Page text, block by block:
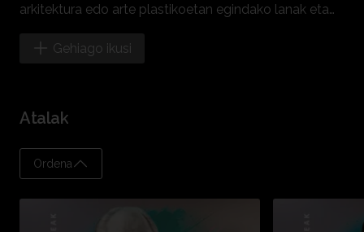
arkitektura edo arte plastikoetan egindako lanak eta
adierazpenak eta zinema eta bideoan jasotako
Gehiago ikusi
Atalak
Ordena